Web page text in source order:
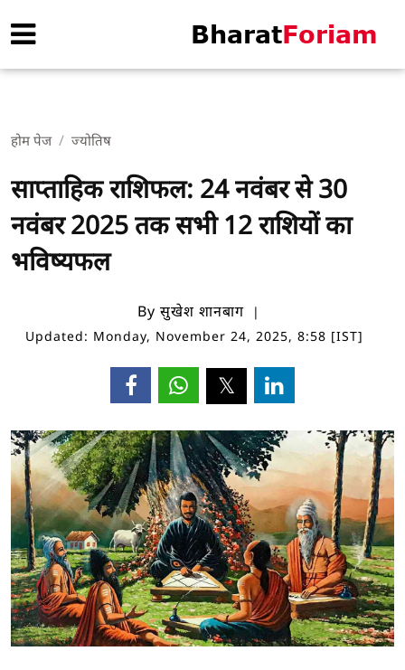
होम पेज ज्योतिष
साप्ताहिक राशिफल: 24 नवंबर से 30
नवंबर 2025 तक सभी 12 राशियों का
भविष्यफल
By सुखेश शानबाग
Updated: Monday, November 24, 2025, 8:58 [IST]